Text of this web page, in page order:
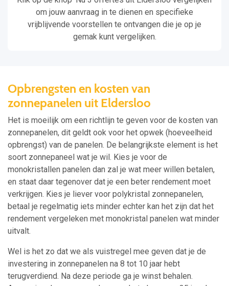
om jouw aanvraag in te dienen en specifieke
vrijblijvende voorstellen te ontvangen die je op je
gemak kunt vergelijken.
Opbrengsten en kosten van
zonnepanelen uit Eldersloo
Het is moeilijk om een richtlijn te geven voor de kosten van
zonnepanelen, dit geldt ook voor het opwek (hoeveelheid
opbrengst) van de panelen. De belangrijkste element is het
soort zonnepaneel wat je wil. Kies je voor de
monokristallen panelen dan zal je wat meer willen betalen,
en staat daar tegenover dat je een beter rendement moet
verkrijgen. Kies je liever voor polykristal zonnepanelen,
betaal je regelmatig iets minder echter kan het zijn dat het
rendement vergeleken met monokristal panelen wat minder
uitvalt.
Wel is het zo dat we als vuistregel mee geven dat je de
investering in zonnepanelen na 8 tot 10 jaar hebt
terugverdiend. Na deze periode ga je winst behalen.